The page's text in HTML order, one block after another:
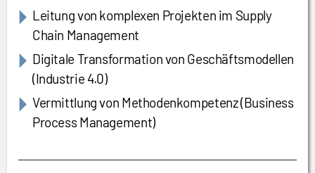
Leitung von komplexen Projekten im Supply
Chain Management
Digitale Transformation von Geschäftsmodellen
(Industrie 4.0)
Vermittlung von Methodenkompetenz (Business
Process Management)